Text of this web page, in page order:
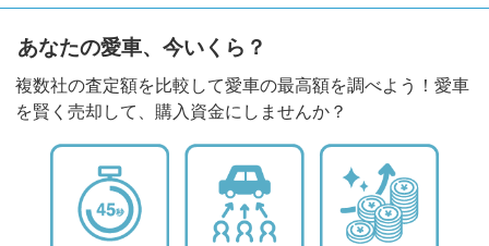
あなたの愛車、今いくら？
複数社の査定額を比較して愛車の最高額を調べよう！愛車
を賢く売却して、購入資金にしませんか？